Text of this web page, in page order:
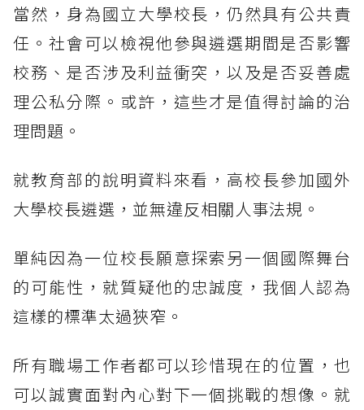
當然，身為國立大學校長，仍然具有公共責
任。社會可以檢視他參與遴選期間是否影響
校務、是否涉及利益衝突，以及是否妥善處
理公私分際。或許，這些才是值得討論的治
理問題。
就教育部的說明資料來看，高校長參加國外
大學校長遴選，並無違反相關人事法規。
單純因為一位校長願意探索另一個國際舞台
的可能性，就質疑他的忠誠度，我個人認為
這樣的標準太過狹窄。
所有職場工作者都可以珍惜現在的位置，也
可以誠實面對內心對下一個挑戰的想像。就